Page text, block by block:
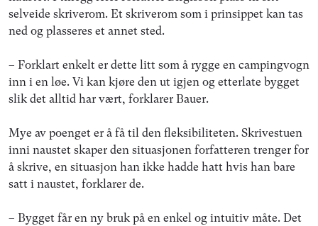
selveide skriverom. Et skriverom som i prinsippet kan tas
ned og plasseres et annet sted.
– Forklart enkelt er dette litt som å rygge en campingvogn
inn i en løe. Vi kan kjøre den ut igjen og etterlate bygget
slik det alltid har vært, forklarer Bauer.
Mye av poenget er å få til den fleksibiliteten. Skrivestuen
inni naustet skaper den situasjonen forfatteren trenger for
å skrive, en situasjon han ikke hadde hatt hvis han bare
satt i naustet, forklarer de.
– Bygget får en ny bruk på en enkel og intuitiv måte. Det